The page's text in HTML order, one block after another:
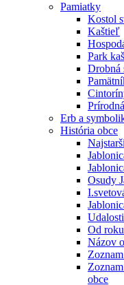
Pamiatky
Kostol
Kaštieľ
Park
Drobná
Erb a
História obce
Osudy
Od
Názov
obce